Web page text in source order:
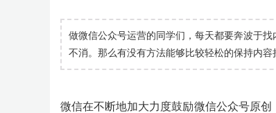
做微信公众号运营的同学们，每天都要奔波于
不消。那么有没有方法能够比较轻松的保持内容
微信在不断地加大力度鼓励微信公众号原